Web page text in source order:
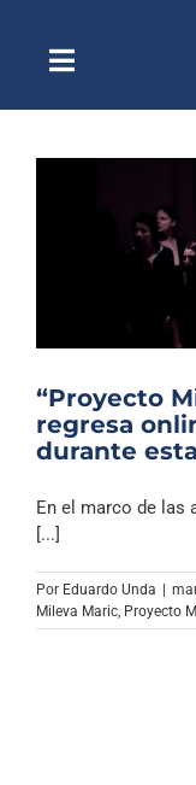
contenidoToggle
“Proyecto
regresa
durante
En el marco de las
[...]
Por Eduardo Unda |
Mileva Maric Proyecto